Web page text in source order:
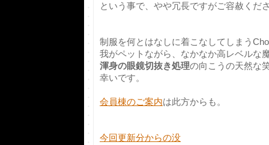
という事で、やや冗長ですがご容赦くだ
制服を何とはなしに着こなしてしまう
我がペットながら、なかなか高レベルな
渾身の眼鏡切抜き処理の向こうの天然な
幸いです。
会員棟のご案内は此方からも。
今回更新分からの没